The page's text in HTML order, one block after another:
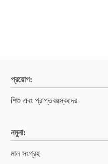
প্রয়োগ:
শিশু এবং প্রাপ্তবয়স্কদের
নমুনা:
মাল সংগ্রহ